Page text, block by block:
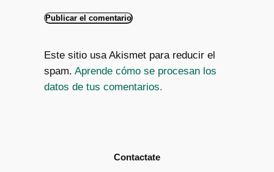
Este sitio usa Akismet para reducir el
spam. Aprende cómo se procesan los
datos de tus comentarios.
Contactate